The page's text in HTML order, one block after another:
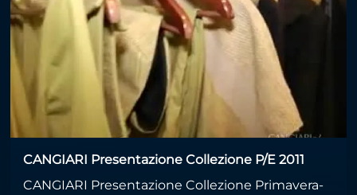
CANGIARI Presentazione Collezione P/E 2011
CANGIARI Presentazione Collezione Primavera-